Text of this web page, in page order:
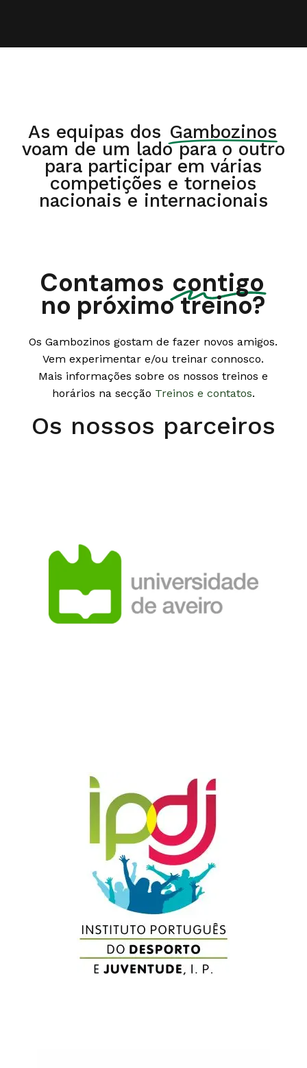
As equipas dos Gambozinos
voam de um lado para o outro
para participar em várias
competições e torneios
nacionais e internacionais
Contamos contigo
no próximo treino?
Os Gambozinos gostam de fazer novos amigos.
Vem experimentar e/ou treinar connosco.
Mais informações sobre os nossos treinos e
horários na secção Treinos e contatos.
Os nossos parceiros